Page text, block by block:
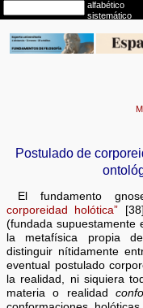
Postulado de
El fundamento
corporeidad holótica”
(fundada supuestamente
la metafísica propia
distinguir nítidamente
eventual postulado
la realidad, ni siquiera
materia o realidad